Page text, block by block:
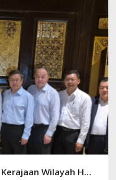
Majlis Makan Malam Delegasi Kerajaan Wilayah Henan, China Bersama YAB Ketua Menteri Pulau Pinang